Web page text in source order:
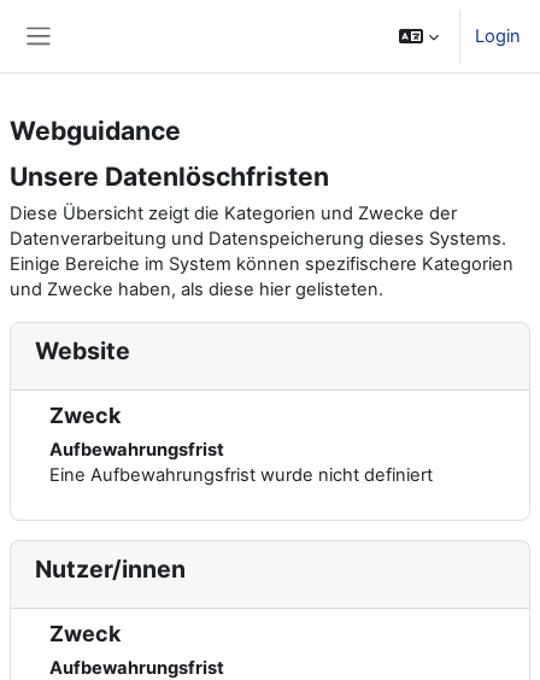
Login
Webguidance
Unsere Datenlöschfristen
Diese Übersicht zeigt die Kategorien und Zwecke der
Datenverarbeitung und Datenspeicherung dieses Systems.
Einige Bereiche im System können spezifischere Kategorien
und Zwecke haben, als diese hier gelisteten.
Website
Zweck
Aufbewahrungsfrist
Eine Aufbewahrungsfrist wurde nicht definiert
Nutzer/innen
Zweck
Aufbewahrungsfrist